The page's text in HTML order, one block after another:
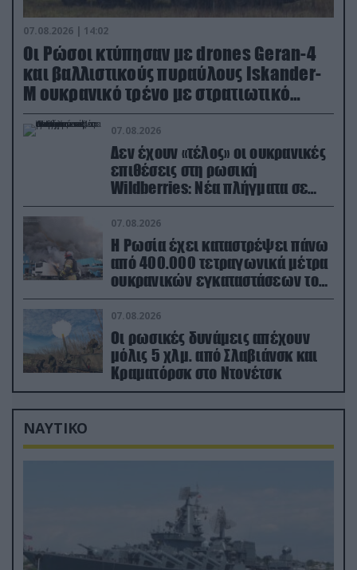
07.08.2026 | 14:02
Οι Ρώσοι κτύπησαν με drones Geran-4
και βαλλιστικούς πυραύλους Iskander-
M ουκρανικό τρένο με στρατιωτικό
εξοπλισμό
07.08.2026
Δεν έχουν «τέλος» οι ουκρανικές
επιθέσεις στη ρωσική
Wildberries: Νέα πλήγματα σε
εγκαταστάσεις στα Ουράλια
07.08.2026
Η Ρωσία έχει καταστρέψει πάνω
από 400.000 τετραγωνικά μέτρα
ουκρανικών εγκαταστάσεων τον
Ιούλιο
07.08.2026
Οι ρωσικές δυνάμεις απέχουν
μόλις 5 χλμ. από Σλαβιάνσκ και
Κραματόρσκ στο Ντονέτσκ
ΝΑΥΤΙΚΟ